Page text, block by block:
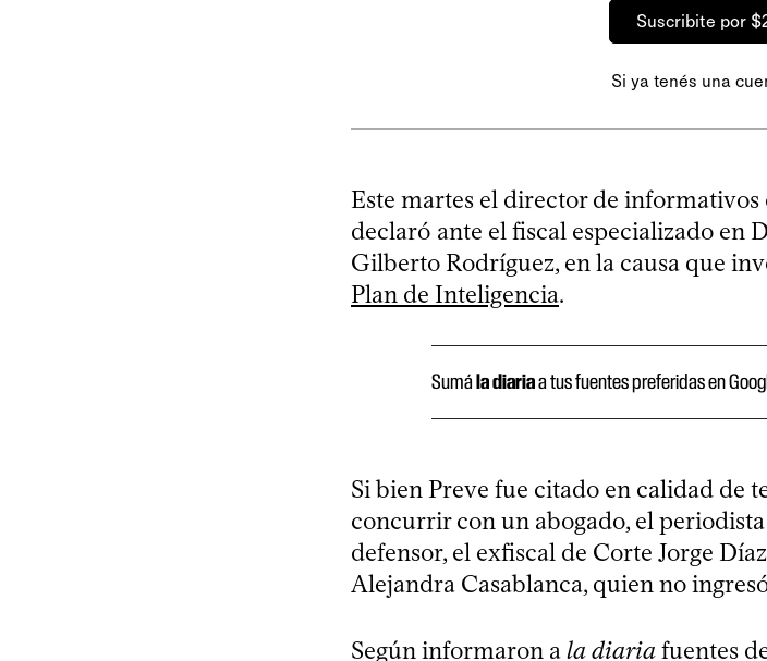
Suscribite por
Si ya tenés una
Este martes el director de
declaró ante el fiscal especializado en
Gilberto Rodríguez, en la causa que
Plan de Inteligencia.
Sumála diariaa tus fuentes preferidas en
Si bien Preve fue citado en calidad de
concurrir con un abogado, el
defensor, el exfiscal de Corte Jorge
Alejandra Casablanca, quien no
Según informaron ala diariafuentes